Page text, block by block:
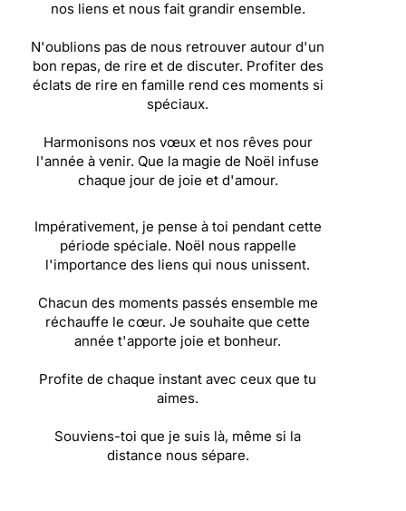
nos liens et nous fait grandir ensemble.
N'oublions pas de nous retrouver autour d'un
bon repas, de rire et de discuter. Profiter des
éclats de rire en famille rend ces moments si
spéciaux.
Harmonisons nos vœux et nos rêves pour
l'année à venir. Que la magie de Noël infuse
chaque jour de joie et d'amour.
Impérativement, je pense à toi pendant cette
période spéciale. Noël nous rappelle
l'importance des liens qui nous unissent.
Chacun des moments passés ensemble me
réchauffe le cœur. Je souhaite que cette
année t'apporte joie et bonheur.
Profite de chaque instant avec ceux que tu
aimes.
Souviens-toi que je suis là, même si la
distance nous sépare.